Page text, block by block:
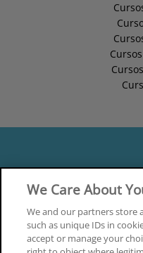
We Care About
We and our partners store
such as unique IDs in
accept or manage your